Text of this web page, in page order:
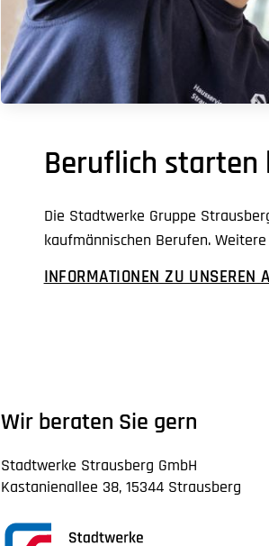
Beruflich starten
Die Stadtwerke Gruppe
kaufmännischen Berufen.
INFORMATIONEN ZU UNSEREN
Wir beraten Sie gern
Stadtwerke Strausberg GmbH
Kastanienallee 38, 15344 Strausberg